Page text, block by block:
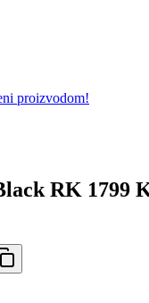
proizvodom!
RK 1799